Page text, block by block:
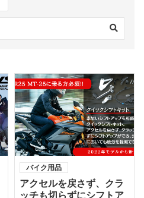
バイク用品
アクセルを戻さず、クラ
ッチも切らずにシフトア